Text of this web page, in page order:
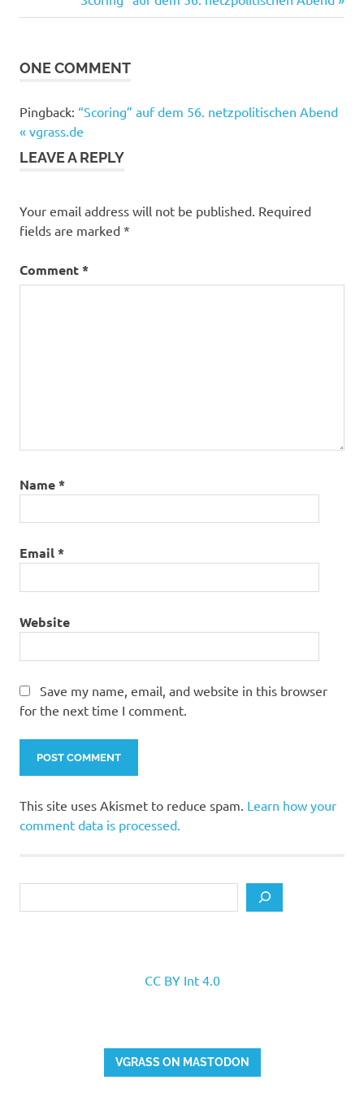
navigation
Post:
ONE COMMENT
Pingback: “Scoring” auf dem 56. netzpolitischen Abend
« vgrass.de
LEAVE A REPLY
Your email address will not be published. Required
fields are marked *
Comment*
Name*
Email*
Website
Save my name, email, and website in this browser
for the next time I comment.
This site uses Akismet to reduce spam. Learn how your
comment data is processed.
CC BY Int 4.0
VGRASS ON MASTODON